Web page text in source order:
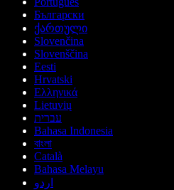
Български
ქართული
Slovenčina
Slovenščina
Eesti
Hrvatski
Ελληνικά
Lietuvių
עברית
Bahasa Indonesia
বাংলা
Català
Bahasa Melayu
اردو